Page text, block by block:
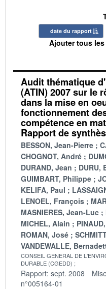
date du rapport
Ajouter tous
Audit thématique
(ATIN) 2007 sur le
dans la mise en
fonctionnement
compétence en
Rapport de
BESSON, Jean-Pierre
CHOGNOT, André
DURAND, Jean
DURU,
GUIMBART, Philippe
KELIFA, Paul
LENOEL, François
MASNIERES, Jean-Luc
MICHEL, Alain
ROMAN, José
VANDEWALLE,
CONSEIL GENERAL DE
DURABLE (CGEDD)
Rapport: sept. 2008
n°005164-01